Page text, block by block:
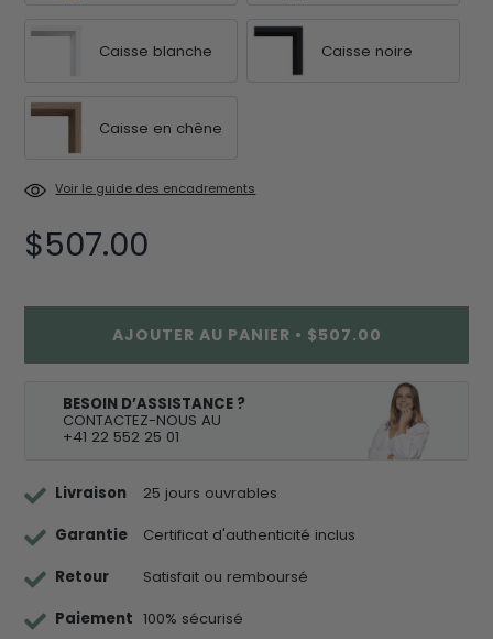
Caisse blanche Caisse noire
Caisse en chêne
Voir le guide des encadrements
$507.00
AJOUTER AU PANIER • $507.00
BESOIN D’ASSISTANCE ?
CONTACTEZ-NOUS AU
+41 22 552 25 01
Livraison
25 jours ouvrables
Garantie
Certificat d'authenticité inclus
Retour
Satisfait ou remboursé
Paiement 100% sécurisé